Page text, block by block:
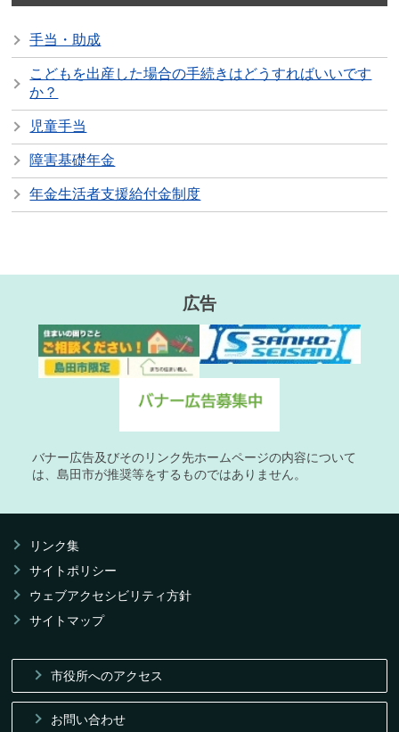
手当・助成
こどもを出産した場合の手続きはどうすればいいです
か？
児童手当
障害基礎年金
年金生活者支援給付金制度
広告
バナー広告及びそのリンク先ホームページの内容について
は、島田市が推奨等をするものではありません。
リンク集
サイトポリシー
ウェブアクセシビリティ方針
サイトマップ
市役所へのアクセス
お問い合わせ